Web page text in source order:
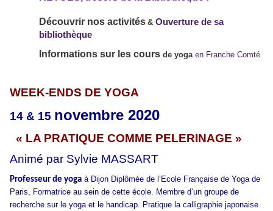
Découvrir nos activités & Ouverture de sa
bibliothèque
Informations sur les cours de yoga en Franche Comté
WEEK-ENDS DE YOGA
14 & 15 novembre 2020
« LA PRATIQUE COMME PELERINAGE »
Animé par Sylvie MASSART
Professeur de yoga à Dijon Diplômée de l’Ecole Française de Yoga de
Paris, Formatrice au sein de cette école. Membre d’un groupe de
recherche sur le yoga et le handicap. Pratique la calligraphie japonaise